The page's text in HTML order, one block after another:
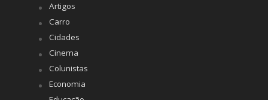
Artigos
Carro
Cidades
Cinema
Colunistas
Economia